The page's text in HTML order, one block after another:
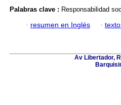
Palabras clave : Responsabilidad
· resumen en Inglés ·
Av Libertador,